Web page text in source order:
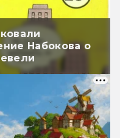
Набокова о